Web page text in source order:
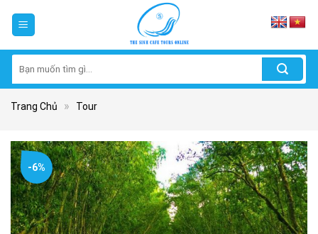
kiếm:
Trang Chủ » Tour
-6%